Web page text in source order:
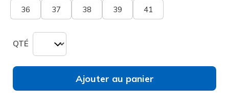
36 37 38 39 41
QTÉ
Ajouter au panier